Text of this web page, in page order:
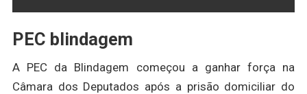
PEC blindagem
A PEC da Blindagem começou a ganhar força na
Câmara dos Deputados após a prisão domiciliar do